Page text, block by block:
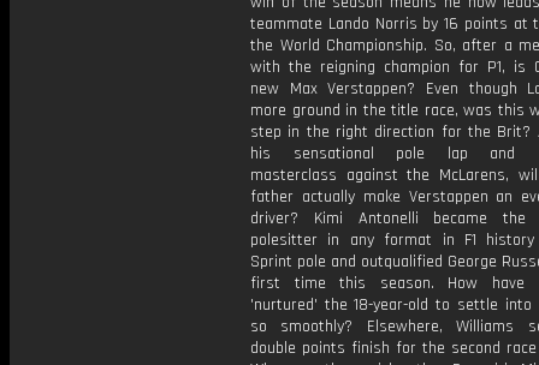
teammate Lando Norris by 16 points at
the World Championship. So, after a
with the reigning champion for P1, is
new Max Verstappen? Even though
more ground in the title race, was this
step in the right direction for the Brit?
his sensational pole lap and
masterclass against the McLarens,
father actually make Verstappen an
driver? Kimi Antonelli became the
polesitter in any format in F1
Sprint pole and outqualified George
first time this season. How have
'nurtured' the 18-year-old to settle into
so smoothly? Elsewhere, Williams
double points finish for the second